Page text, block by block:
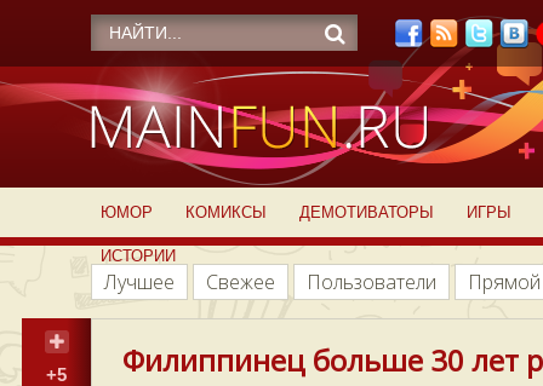
ЮМОР КОМИКСЫ ДЕМОТИВАТОРЫ ИГРЫ
ИСТОРИИ
Лучшее Свежее Пользователи
+5 Филиппинец больше 30 лет